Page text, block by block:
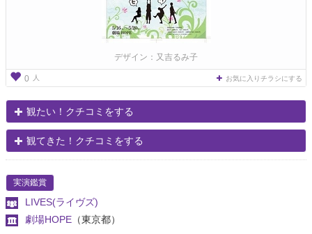
デザイン：又吉るみ子
0 人 お気に入りチラシにする
観たい！クチコミをする
観てきた！クチコミをする
実演鑑賞
LIVES(ライヴズ)
劇場HOPE （東京都）